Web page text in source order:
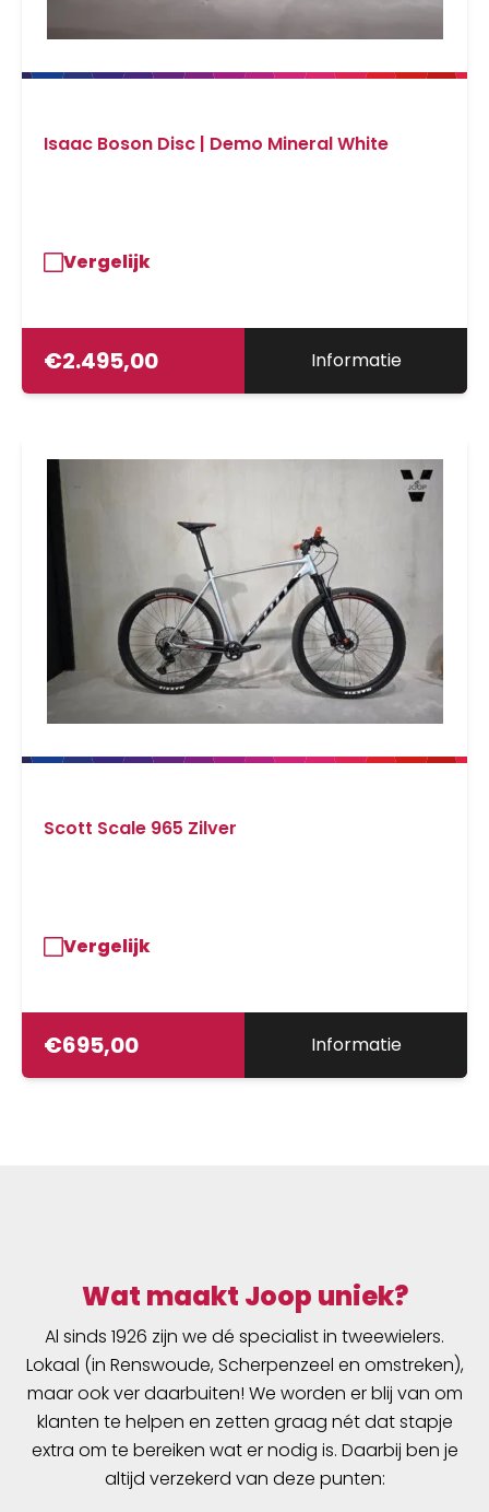
Isaac Boson Disc | Demo Mineral White
Vergelijk
€2.495,00 Informatie
Scott Scale 965 Zilver
Vergelijk
€695,00 Informatie
Wat maakt Joop uniek?
Al sinds 1926 zijn we dé specialist in tweewielers.
Lokaal (in Renswoude, Scherpenzeel en omstreken),
maar ook ver daarbuiten! We worden er blij van om
klanten te helpen en zetten graag nét dat stapje
extra om te bereiken wat er nodig is. Daarbij ben je
altijd verzekerd van deze punten: